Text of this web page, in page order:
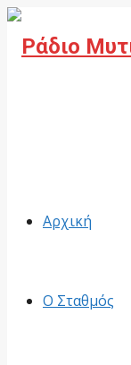
Αρχική
Ο Σταθμός